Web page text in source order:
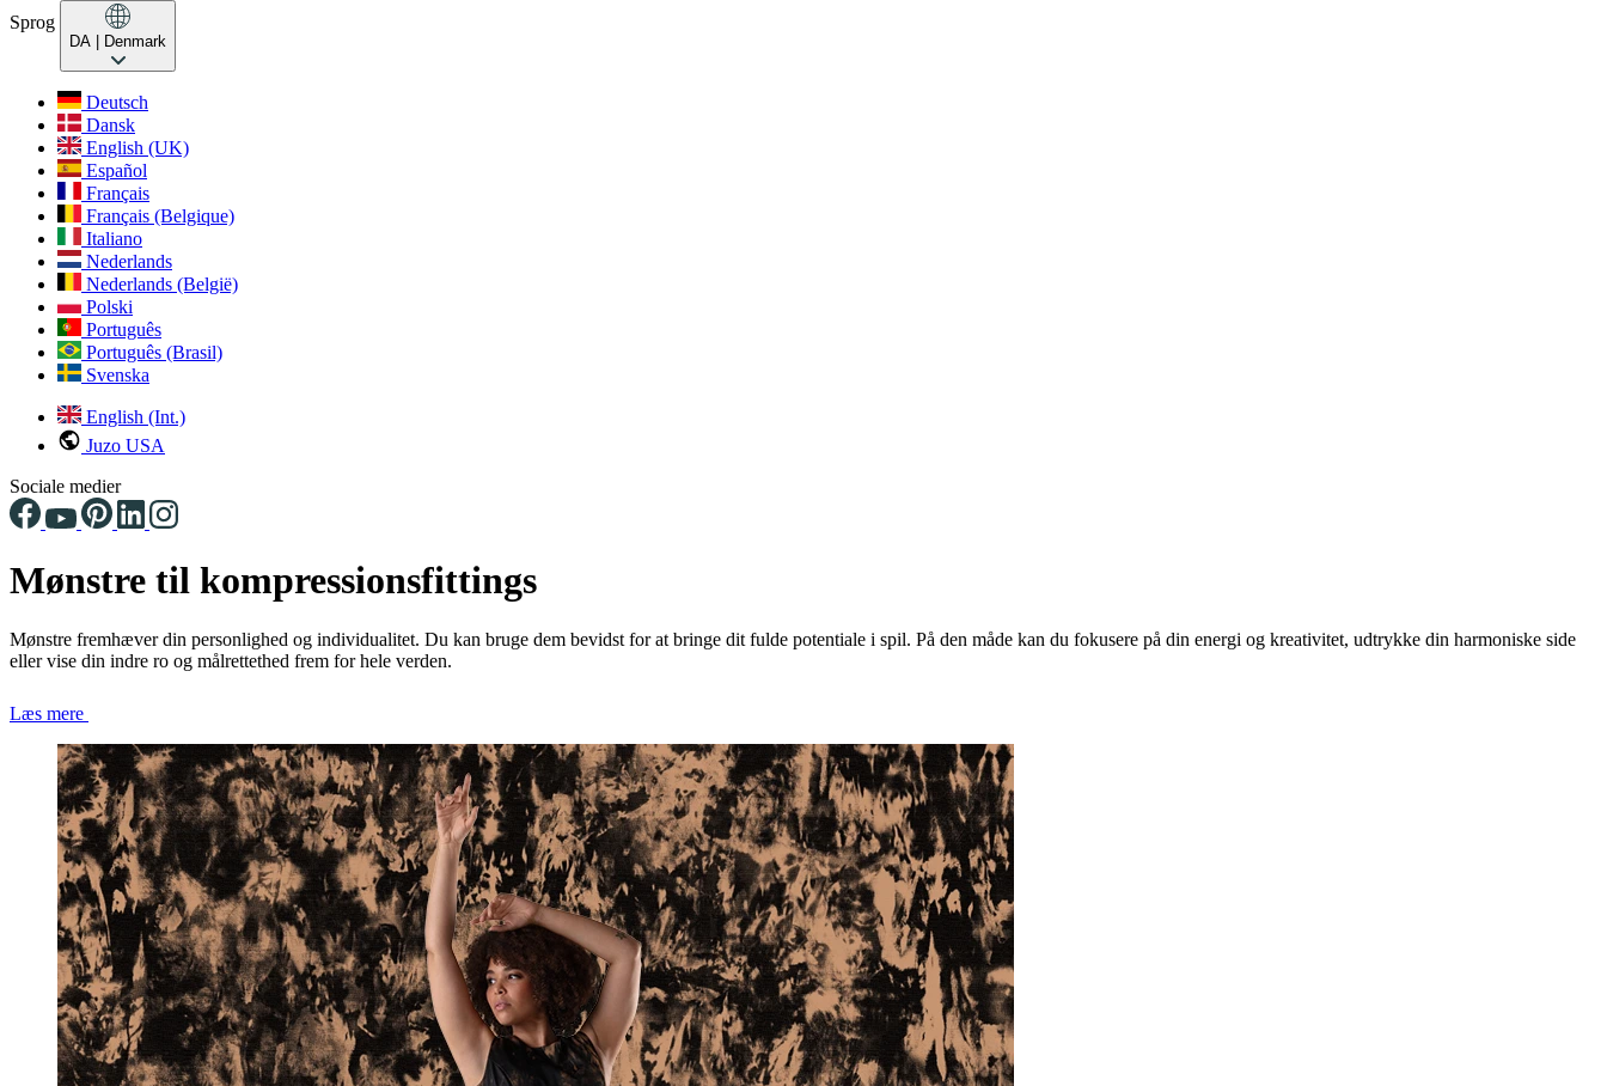
Sprog
DA | Denmark
Deutsch
Dansk
English (UK)
Español
Français
Français (Belgique)
Italiano
Nederlands
Nederlands (België)
Polski
Português
Português (Brasil)
Svenska
English (Int.)
Juzo USA
Sociale medier
Mønstre til kompressionsfittings
Mønstre fremhæver din personlighed og individualitet. Du kan bruge dem bevidst for at bringe dit fulde potentiale i spil. På den måde kan du fokusere på din energi og kreativitet, udtrykke din harmoniske side
eller vise din indre ro og målrettethed frem for hele verden.
Læs mere